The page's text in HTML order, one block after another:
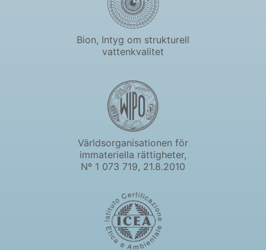
Bion, Intyg om strukturell
vattenkvalitet
Världsorganisationen för
immateriella rättigheter,
Nº 1 073 719, 21.8.2010